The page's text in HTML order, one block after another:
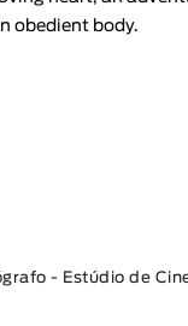
obedient body.
- Estúdio de